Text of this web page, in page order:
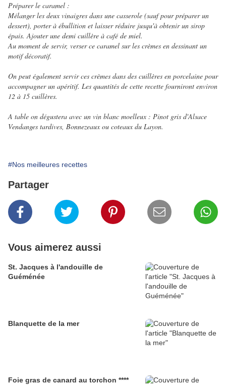
Préparer le caramel :
Mélanger les deux vinaigres dans une casserole (sauf pour préparer un
dessert), porter à ébullition et laisser réduire jusqu'à obtenir un sirop
épais. Ajouter une demi cuillère à café de miel.
Au moment de servir, verser ce caramel sur les crèmes en dessinant un
motif décoratif.
On peut également servir ces crèmes dans des cuillères en porcelaine pour
accompagner un apéritif. Les quantités de cette recette fourniront environ
12 à 15 cuillères.
A table on dégustera avec un vin blanc moelleux : Pinot gris d'Alsace
Vendanges tardives, Bonnezeaux ou coteaux du Layon.
#Nos meilleures recettes
Partager
Vous aimerez aussi
St. Jacques à l'andouille de
Guéménée
Blanquette de la mer
Foie gras de canard au torchon ****